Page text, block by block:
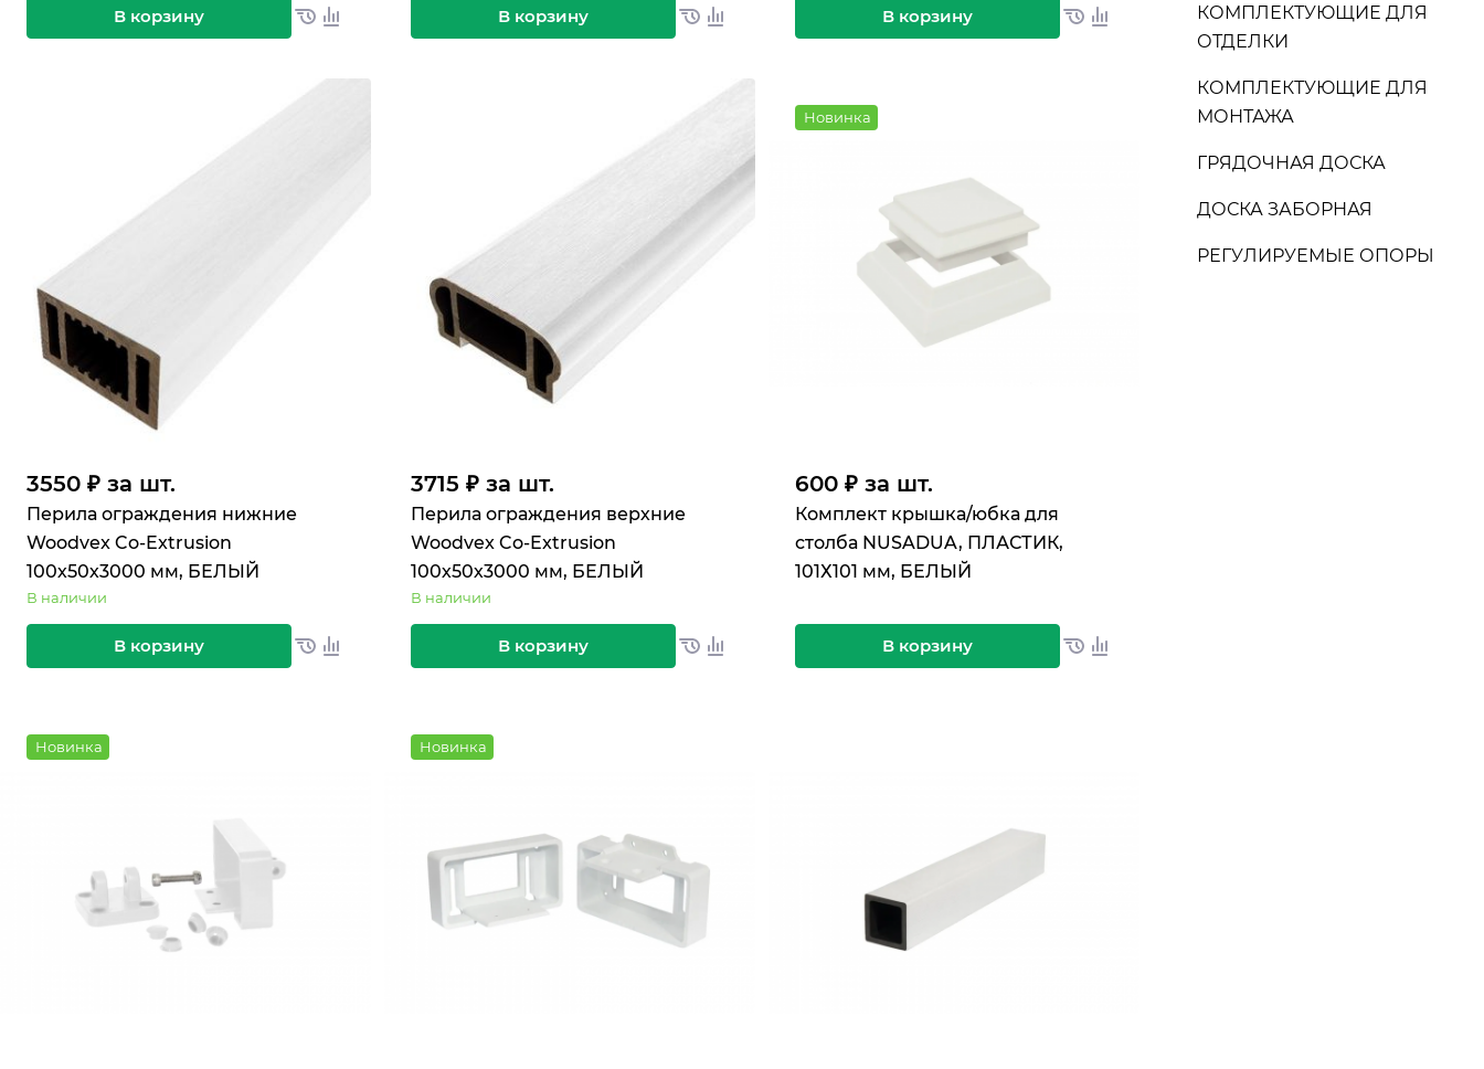
В корзину В корзину В корзину
3550 ₽ за шт.
Перила ограждения нижние
Woodvex Co-Extrusion
100х50х3000 мм, БЕЛЫЙ
В наличии
В корзину
3715 ₽ за шт.
Перила ограждения верхние
Woodvex Co-Extrusion
100х50х3000 мм, БЕЛЫЙ
В наличии
В корзину
Новинка
600 ₽ за шт.
Комплект крышка/юбка для
столба NUSADUA, ПЛАСТИК,
101Х101 мм, БЕЛЫЙ
В корзину
Новинка Новинка
КОМПЛЕКТУЮЩИЕ ДЛЯ
ОТДЕЛКИ
КОМПЛЕКТУЮЩИЕ ДЛЯ
МОНТАЖА
ГРЯДОЧНАЯ ДОСКА
ДОСКА ЗАБОРНАЯ
РЕГУЛИРУЕМЫЕ ОПОРЫ